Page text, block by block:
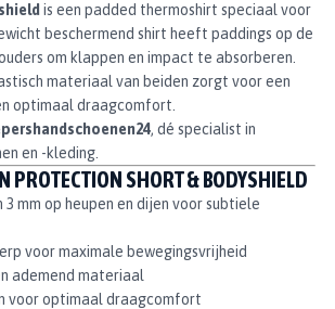
is een padded thermoshirt speciaal voor
beschermend shirt heeft paddings op de
om klappen en impact te absorberen.
materiaal van beiden zorgt voor een
optimaal draagcomfort.
, dé specialist in
en -kleding.
PROTECTION SHORT & BODYSHIELD
3 mm op heupen en dijen voor subtiele
voor maximale bewegingsvrijheid
ademend materiaal
voor optimaal draagcomfort